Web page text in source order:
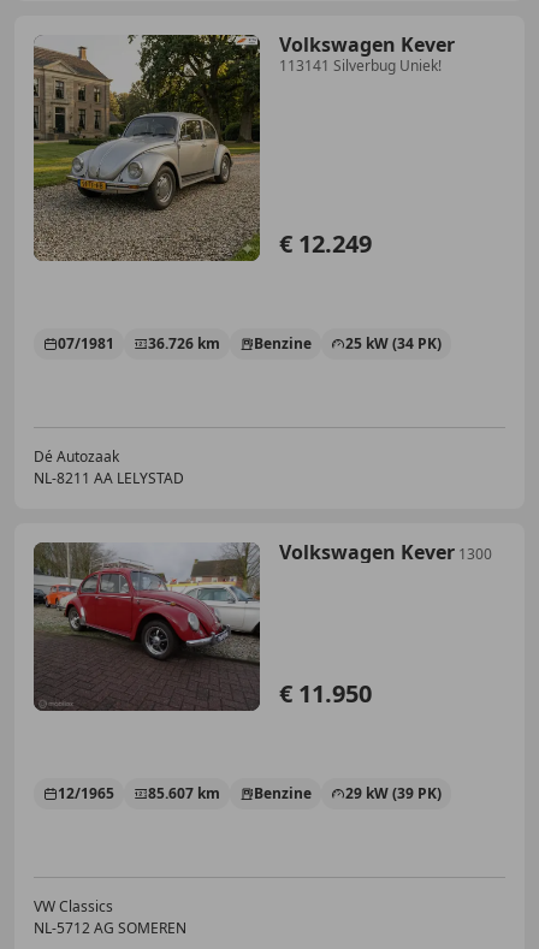
Volkswagen Kever
113141 Silverbug Uniek!
€ 12.249
07/1981 36.726 km Benzine 25 kW (34 PK)
Dé Autozaak
NL-8211 AA LELYSTAD
Volkswagen Kever 1300
€ 11.950
12/1965 85.607 km Benzine 29 kW (39 PK)
VW Classics
NL-5712 AG SOMEREN